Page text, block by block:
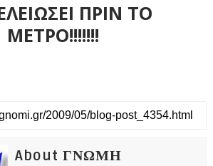
ΠΡΙΝ ΤΟ
ΜΕΤΡΟ!!!!!!!
About ΓΝΩΜΗ